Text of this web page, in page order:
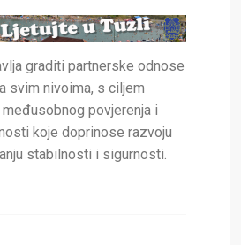
graditi partnerske odnose
svim nivoima, s ciljem
međusobnog povjerenja i
koje doprinose razvoju
stabilnosti i sigurnosti.